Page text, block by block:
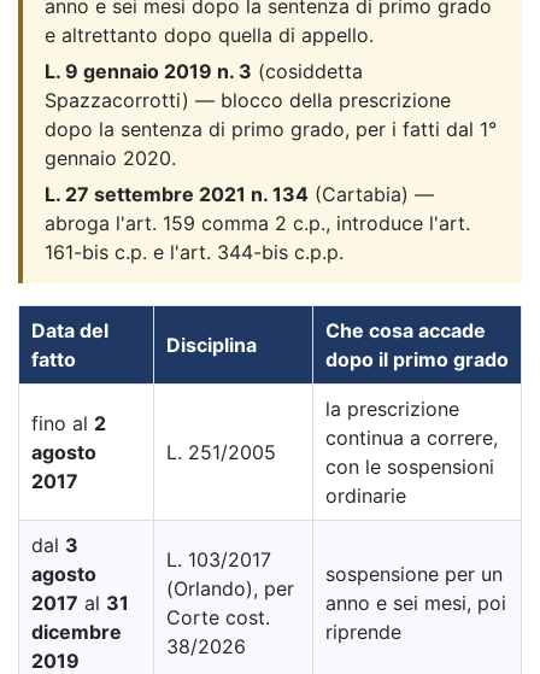
anno e sei mesi dopo la sentenza di primo grado
e altrettanto dopo quella di appello.
L. 9 gennaio 2019 n. 3 (cosiddetta
Spazzacorrotti) — blocco della prescrizione
dopo la sentenza di primo grado, per i fatti dal 1°
gennaio 2020.
L. 27 settembre 2021 n. 134 (Cartabia) —
abroga l'art. 159 comma 2 c.p., introduce l'art.
161-bis c.p. e l'art. 344-bis c.p.p.
Data del
fatto
Disciplina
Che cosa accade
dopo il primo grado
fino al 2
agosto
2017
L. 251/2005
la prescrizione
continua a correre,
con le sospensioni
ordinarie
dal 3
agosto
2017 al 31
dicembre
2019
L. 103/2017
(Orlando), per
Corte cost.
38/2026
sospensione per un
anno e sei mesi, poi
riprende